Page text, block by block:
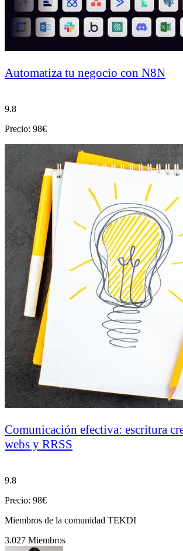
Automatiza tu negocio con N8N
9.8
Precio: 98€
Comunicación efectiva: escritura
webs y RRSS
9.8
Precio: 98€
Miembros de la comunidad TEKDI
3.027 Miembros